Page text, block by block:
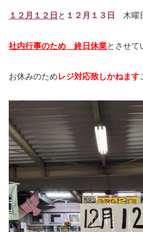
１２月１２日 と １２月１３日 木曜
社内行事のため 終日休業とさせて
お休みのためレジ対応致しかねます